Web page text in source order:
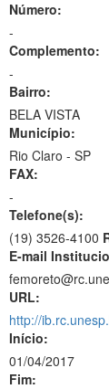
Número:
-
Complemento:
-
Bairro:
BELA VISTA
Município:
Rio Claro - SP
FAX:
-
Telefone(s):
(19) 3526-4100
E-mail
URL:
http://
Início:
01/04/2017
Fim: